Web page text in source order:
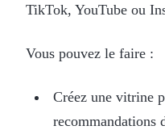
TikTok, YouTube ou
Vous pouvez le faire :
Créez une vitrine
recommandations